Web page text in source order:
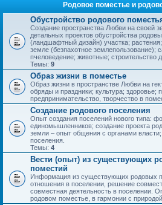
Родовое поместье и
Обустройство родового
Создание пространства Любви на своей
детальных проектов обустройства
(ландшафтный дизайн) участка;
земле (безпахотное землепользование);
пчеловедение; животные; строительство
Темы: 9
Образ жизни в поместье
Образ жизни в пространстве Любви на
обряды и праздники; культура; здоровье;
предпринимательство, творчество в
Создание родового поселения
Опыт создания поселений нового типа:
единомышленников; создание проекта
земли – опыт общения с органами
поселения.
Темы: 4
Вести (опыт) из существующих
поместий
Информация из существующих родовых
отношения в поселении, решение
совместная деятельность в поселении.
родовом поместье, в гармонии с природой.